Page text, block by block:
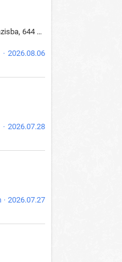
149 új BG lap került be az adatbázisba, 644 db meglévő BG lap módosult, bekerültek az új képek a megváltozott lapokhoz is.
2026.08.06
2026.07.28
2026.07.27